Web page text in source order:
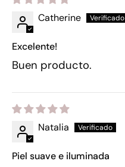
Catherine
Excelente!
Buen producto.
Natalia
Piel suave e iluminada